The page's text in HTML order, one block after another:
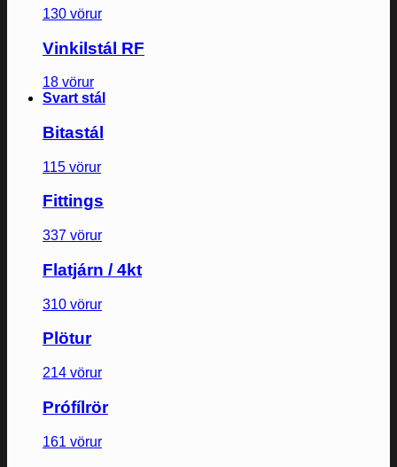
130 vörur
Vinkilstál RF
18 vörur
Svart stál
Bitastál
115 vörur
Fittings
337 vörur
Flatjárn / 4kt
310 vörur
Plötur
214 vörur
Prófílrör
161 vörur